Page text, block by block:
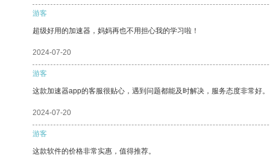
游客
超级好用的加速器，妈妈再也不用担心我的学习啦！
2024-07-20
游客
这款加速器app的客服很贴心，遇到问题都能及时解决，服务态度非常好。
2024-07-20
游客
这款软件的价格非常实惠，值得推荐。